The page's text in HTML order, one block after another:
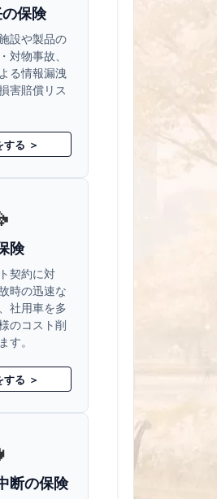
保険
設や製品の
対物事故、
る情報漏洩
害賠償リス
る ＞
険
契約に対
時の迅速な
社用車を多
のコスト削
す。
る ＞
断の保険